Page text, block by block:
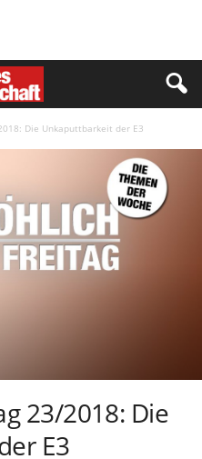
Die Unkaputtbarkeit der E3
23/2018: Die
E3